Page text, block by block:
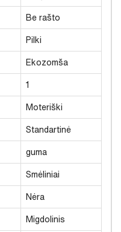
Be rašto
Pilki
Ekozomša
1
Moteriški
Standartinė
guma
Smėliniai
Nėra
Migdolinis